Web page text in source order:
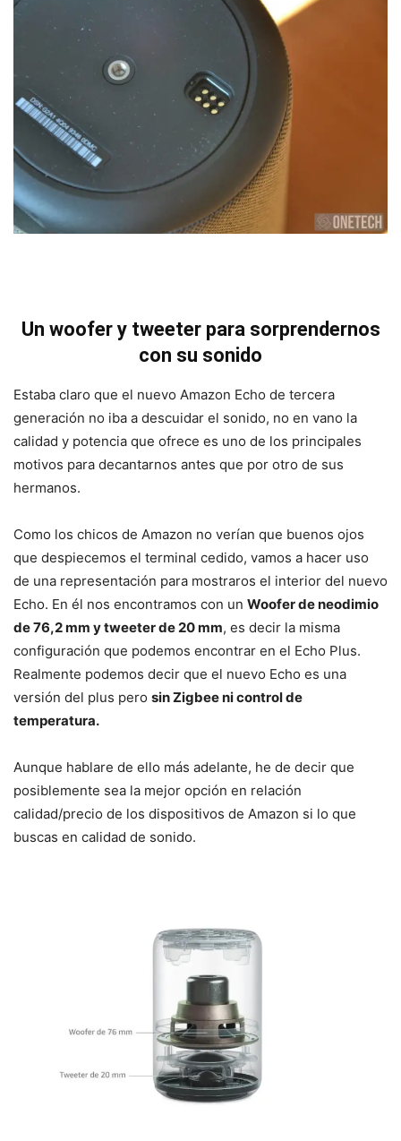
Un woofer y tweeter para sorprendernos
con su sonido
Estaba claro que el nuevo Amazon Echo de tercera
generación no iba a descuidar el sonido, no en vano la
calidad y potencia que ofrece es uno de los principales
motivos para decantarnos antes que por otro de sus
hermanos.
Como los chicos de Amazon no verían que buenos ojos
que despiecemos el terminal cedido, vamos a hacer uso
de una representación para mostraros el interior del nuevo
Echo. En él nos encontramos con un Woofer de neodimio
de 76,2 mm y tweeter de 20 mm, es decir la misma
configuración que podemos encontrar en el Echo Plus.
Realmente podemos decir que el nuevo Echo es una
versión del plus pero sin Zigbee ni control de
temperatura.
Aunque hablare de ello más adelante, he de decir que
posiblemente sea la mejor opción en relación
calidad/precio de los dispositivos de Amazon si lo que
buscas en calidad de sonido.